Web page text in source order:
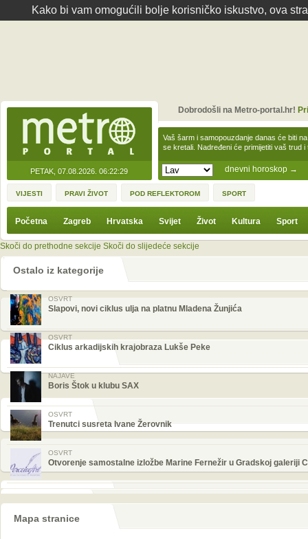
Kako bi vam omogućili bolje korisničko iskustvo, ova
PETAK, 07.08.2026. 06:22:29 dnevni horoskop →
Vaš šarm i samopouzdanje danas će biti
se kretali. Nadređeni će primijetiti vaš trud
Dobrodošli na Metro-portal.hr!
VIJESTI PRAVI ŽIVOT POD REFLEKTOROM SPORT
Početna Zagreb Hrvatska Svijet Život Kultura Sport
Skoči do prethodne sekcije Skoči do slijedeće sekcije
Ostalo iz kategorije
OSVRT
Slapovi, novi ciklus ulja na platnu Mladena Žunjića
OSVRT
Ciklus arkadijskih krajobraza Lukše Peke
NAJAVE
Boris Štok u klubu SAX
OSVRT
Trenutci susreta Ivane Žerovnik
OSVRT
Otvorenje samostalne izložbe Marine Fernežir u Gradskoj galeriji
Mapa stranice